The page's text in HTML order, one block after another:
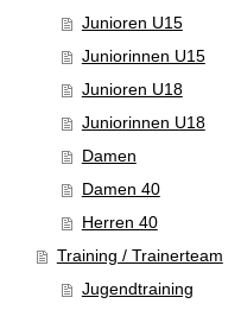
Junioren U15
Juniorinnen U15
Junioren U18
Juniorinnen U18
Damen
Damen 40
Herren 40
Training / Trainerteam
Jugendtraining